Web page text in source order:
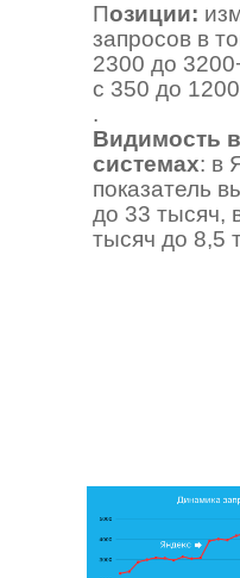
Позиции:
запросов в
2300 до
с 350 до
.
Видимость
системах: в
показатель
до 33 тысяч,
тысяч до 8,5